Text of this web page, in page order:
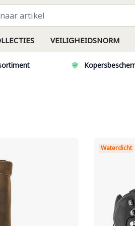
VEILIGHEIDSNORM
Waterdicht